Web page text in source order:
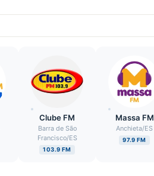
Clube FM
Barra de São
Francisco/ES
103.9 FM
Massa FM
Anchieta/ES
97.9 FM